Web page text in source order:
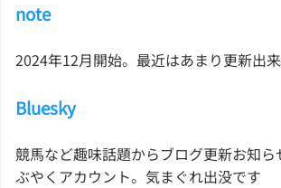
note
2024年12月開始。最近はあまり更新出
Bluesky
競馬など趣味話題からブログ更新お知ら
ぶやくアカウント。気まぐれ出没です